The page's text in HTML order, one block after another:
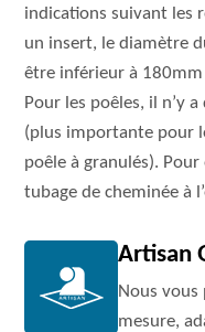
indications suivant les
un insert, le diamètre
être inférieur à
Pour les poêles, il n’y
(plus importante pour
poêle à granulés).
tubage de cheminée à
Artisan
Nous
mesure,